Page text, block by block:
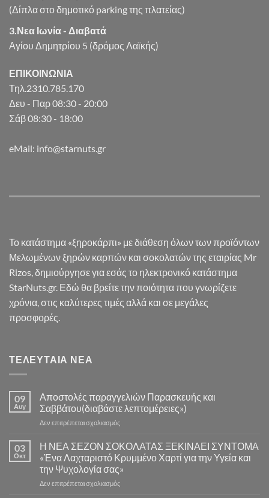
(Δίπλα στο δημοτικό parking της πλατείας)
3.Νεα Ιωνία - Διαβατά
Αγίου Δημητρίου 5 (δρόμος Λαϊκής)
ΕΠΙΚΟΙΝΩΝΙΑ
Τηλ.2310.785.170
Δευ - Παρ 08:30 - 20:00
Σάβ 08:30 - 18:00
eMail: info@starnuts.gr
Το κατάστημα «ξηροκάρπι» με διάθεση όλων των προϊόντων
Μελωμένων ξηρών καρπών και σοκολατών της εταιρίας Mr
Rizos, δημιούργησε για εσάς το ηλεκτρονικό κατάστημα
StarNuts.gr. Εδώ θα βρείτε την ποιότητα που γνωρίζετε
χρόνια, στις καλύτερες τιμές αλλά και σε μεγάλες
προσφορές.
ΤΕΛΕΥΤΑΊΑ ΝΈΑ
09
Αυγ
Αποστολές παραγγελιών Παρασκευής και
Σαββάτου(διαβάστε λεπτομέρειες»)
Δεν επιτρέπεται σχολιασμόςστο
παραγγελιών
Παρασκευής
και
Σαββάτου(διαβάστε
λεπτομέρειες»)
03
Οκτ
Η ΝΕΑ ΣΕΖΟΝ ΣΟΚΟΛΑΤΑΣ ΞΕΚΙΝΑΕΙ ΣΥΝΤΟΜΑ
«Ένα Λαχταριστό Κρυμμένο Χαρτί για την Υγεία και
την Ψυχολογία σας»
Δεν επιτρέπεται σχολιασμόςστο